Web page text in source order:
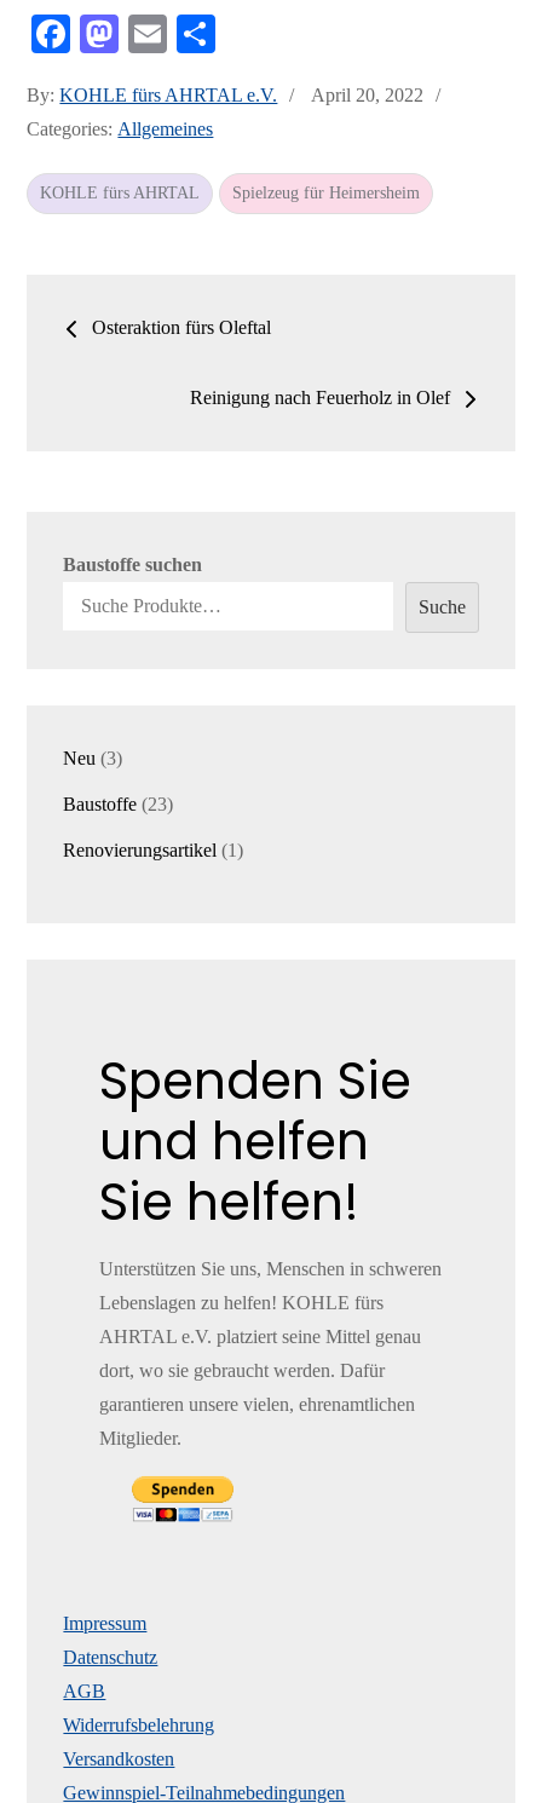
Fa
bo
ok
M
to
do
n
E
ail n
By:KOHLE fürs AHRTAL e.V.
Posted
April 20, 2022
Categories: Allgemeines
KOHLE fürs AHRTAL Spielzeug für Heimersheim
Beitrags-
Osteraktion fürs Oleftal
Reinigung nach Feuerholz in Olef
Baustoffe suchen
Suche
Neu 33
Baustoffe 2323
Renovierungsartikel 11
Spenden Sie
und helfen
Sie helfen!
Unterstützen Sie uns, Menschen in schweren
Lebenslagen zu helfen! KOHLE fürs
AHRTAL e.V. platziert seine Mittel genau
dort, wo sie gebraucht werden. Dafür
garantieren unsere vielen, ehrenamtlichen
Mitglieder.
Impressum
Datenschutz
AGB
Widerrufsbelehrung
Versandkosten
Gewinnspiel-Teilnahmebedingungen